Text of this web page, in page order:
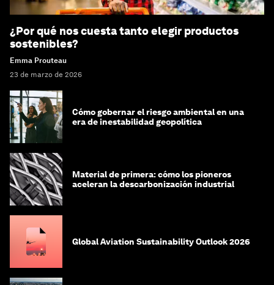
¿Por qué nos cuesta tanto elegir productos
sostenibles?
Emma Prouteau
23 de marzo de 2026
Cómo gobernar el riesgo ambiental en una
era de inestabilidad geopolítica
Material de primera: cómo los pioneros
aceleran la descarbonización industrial
Global Aviation Sustainability Outlook 2026